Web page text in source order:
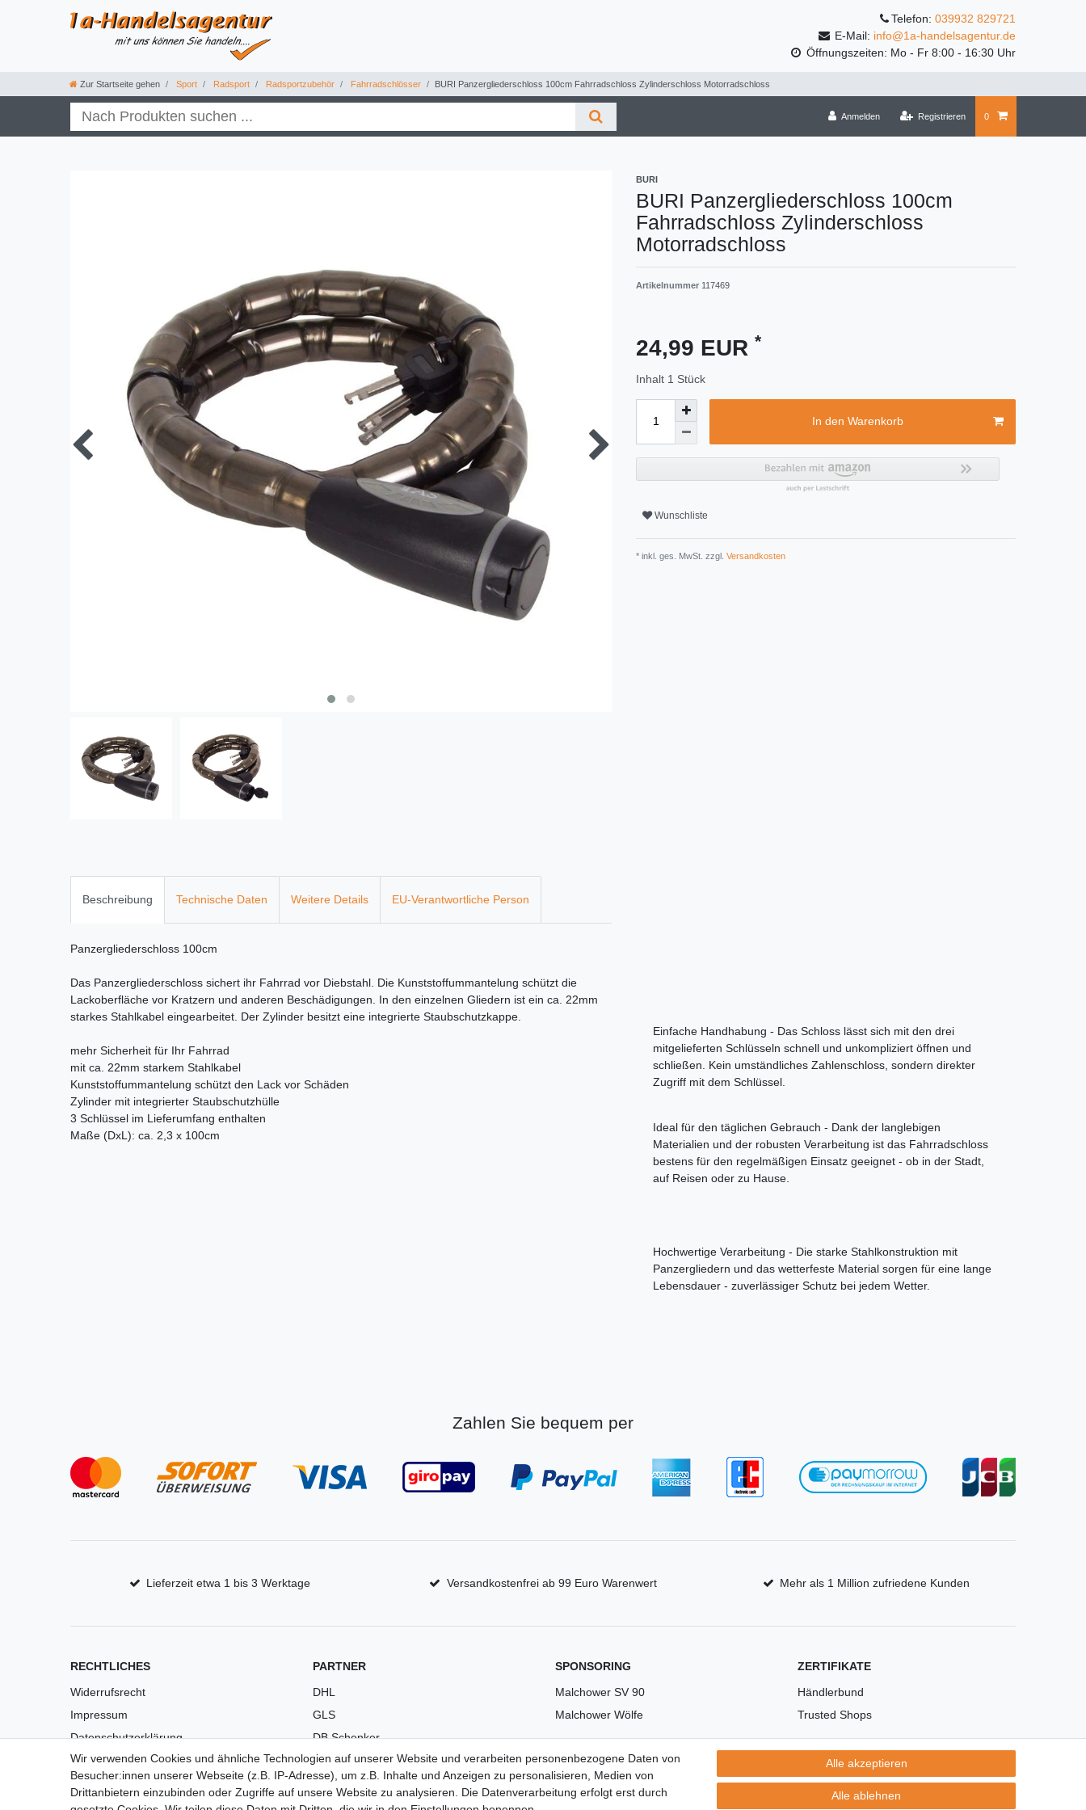
Telefon: 039932 829721
E-Mail: info@1a-handelsagentur.de
Öffnungszeiten: Mo - Fr 8:00 - 16:30 Uhr
Zur Startseite gehen Sport Radsport Radsportzubehör Fahrradschlösser BURI Panzergliederschloss 100cm Fahrradschloss Zylinderschloss Motorradschloss
Anmelden Registrieren 0
BURI
BURI Panzergliederschloss 100cm
Fahrradschloss Zylinderschloss
Motorradschloss
Artikelnummer 117469
24,99 EUR *
Inhalt 1 Stück
In den Warenkorb
Wunschliste
* inkl. ges. MwSt. zzgl. Versandkosten
Beschreibung Technische Daten Weitere Details EU-Verantwortliche Person
Panzergliederschloss 100cm
Das Panzergliederschloss sichert ihr Fahrrad vor Diebstahl. Die Kunststoffummantelung schützt die
Lackoberfläche vor Kratzern und anderen Beschädigungen. In den einzelnen Gliedern ist ein ca. 22mm
starkes Stahlkabel eingearbeitet. Der Zylinder besitzt eine integrierte Staubschutzkappe.
mehr Sicherheit für Ihr Fahrrad
mit ca. 22mm starkem Stahlkabel
Kunststoffummantelung schützt den Lack vor Schäden
Zylinder mit integrierter Staubschutzhülle
3 Schlüssel im Lieferumfang enthalten
Maße (DxL): ca. 2,3 x 100cm
Einfache Handhabung - Das Schloss lässt sich mit den drei
mitgelieferten Schlüsseln schnell und unkompliziert öffnen und
schließen. Kein umständliches Zahlenschloss, sondern direkter
Zugriff mit dem Schlüssel.
Ideal für den täglichen Gebrauch - Dank der langlebigen
Materialien und der robusten Verarbeitung ist das Fahrradschloss
bestens für den regelmäßigen Einsatz geeignet - ob in der Stadt,
auf Reisen oder zu Hause.
Hochwertige Verarbeitung - Die starke Stahlkonstruktion mit
Panzergliedern und das wetterfeste Material sorgen für eine lange
Lebensdauer - zuverlässiger Schutz bei jedem Wetter.
Zahlen Sie bequem per
Lieferzeit etwa 1 bis 3 Werktage Versandkostenfrei ab 99 Euro Warenwert Mehr als 1 Million zufriedene Kunden
RECHTLICHES
Widerrufsrecht
Impressum
Datenschutzerklärung
AGB
Versandkosten
Barrierefreiheit
PARTNER
DHL
GLS
DB Schenker
PaketPLUS
SPONSORING
Malchower SV 90
Malchower Wölfe
ZERTIFIKATE
Händlerbund
Trusted Shops
Wir verwenden Cookies und ähnliche Technologien auf unserer Website und verarbeiten personenbezogene Daten von
Besucher:innen unserer Webseite (z.B. IP-Adresse), um z.B. Inhalte und Anzeigen zu personalisieren, Medien von
Drittanbietern einzubinden oder Zugriffe auf unsere Website zu analysieren. Die Datenverarbeitung erfolgt erst durch
Alle akzeptieren
Alle ablehnen